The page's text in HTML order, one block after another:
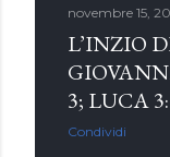
novembre 15,
L’INZIO
3; LUCA
Condividi